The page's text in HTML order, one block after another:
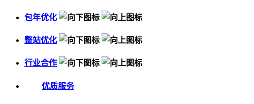
包年优化
整站优化
行业合作
优质服务